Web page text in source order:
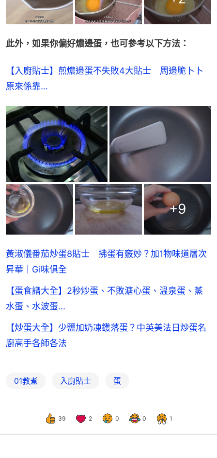
此外，如果你偏好燶邊蛋，也可參考以下方法：
【入廚貼士】煎燶邊蛋不失敗4大貼士　周邊脆卜卜
原來係靠…
+9
黃淑儀番茄炒蛋8貼士 拂蛋有竅妙？加1物味道層次
昇華｜Gi味俱全
【蛋食譜大全】2秒炒蛋、不敗溏心蛋、溫泉蛋、蒸
水蛋、水波蛋...
【炒蛋大全】少鹽加奶凍鑊落蛋？中英美法日炒蛋名
廚高手各師各法
01教煮 入廚貼士 蛋
39 2 0 0 1